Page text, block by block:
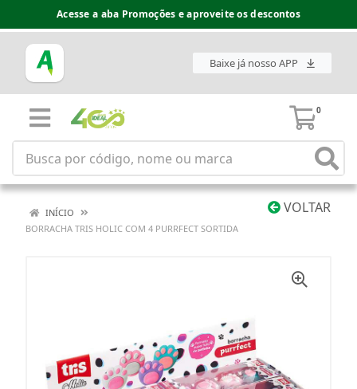
Acesse a aba Promoções e aproveite os descontos
Baixe já nosso APP
0
VOLTAR
INÍCIO
BORRACHA TRIS HOLIC COM 4 PURRFECT SORTIDA